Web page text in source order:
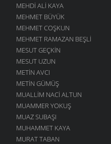
MEHDI ALI KAYA
MEHMET BÜYÜK
MEHMET COŞKUN
MEHMET RAMAZAN BEŞLI
MESUT GEÇKIN
MESUT UZUN
METIN AVCI
METIN GÜMÜŞ
MUALLIM NACI ALTUN
MUAMMER YOKUŞ
MUAZ SUBAŞI
MUHAMMET KAYA
MURAT TABAN